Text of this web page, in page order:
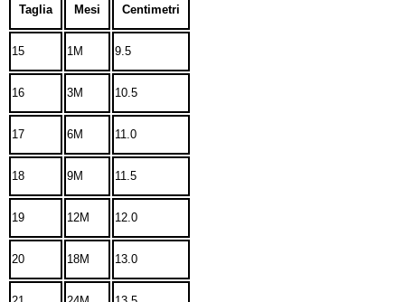
Taglia Mesi Centimetri
15 1M 9.5
16 3M 10.5
17 6M 11.0
18 9M 11.5
19 12M 12.0
20 18M 13.0